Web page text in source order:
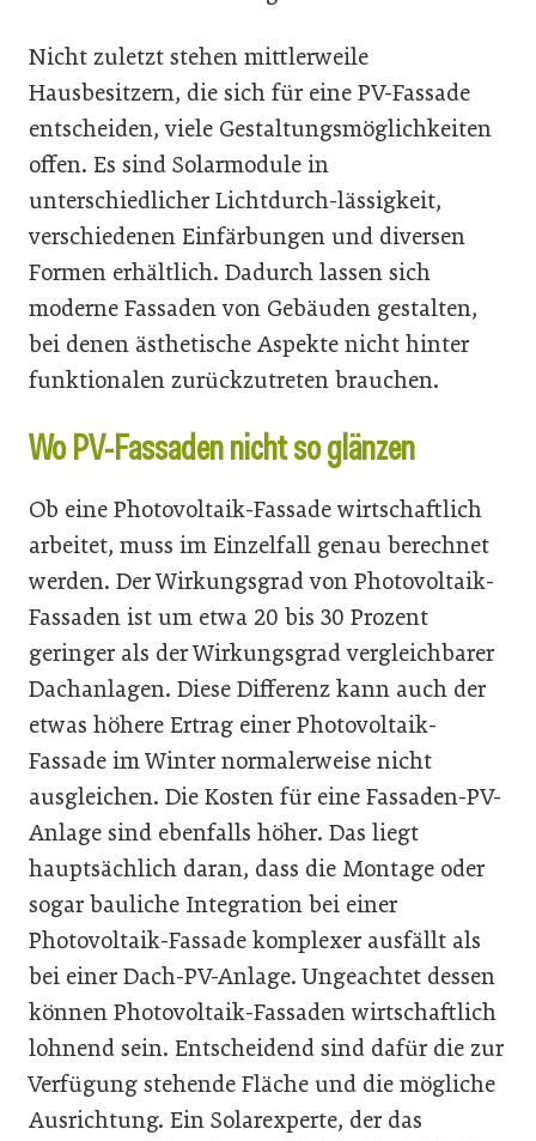
Nicht zuletzt stehen mittlerweile
Hausbesitzern, die sich für eine PV-Fassade
entscheiden, viele Gestaltungsmöglichkeiten
offen. Es sind Solarmodule in
unterschiedlicher Lichtdurch-lässigkeit,
verschiedenen Einfärbungen und diversen
Formen erhältlich. Dadurch lassen sich
moderne Fassaden von Gebäuden gestalten,
bei denen ästhetische Aspekte nicht hinter
funktionalen zurückzutreten brauchen.
Wo PV-Fassaden nicht so glänzen
Ob eine Photovoltaik-Fassade wirtschaftlich
arbeitet, muss im Einzelfall genau berechnet
werden. Der Wirkungsgrad von Photovoltaik-
Fassaden ist um etwa 20 bis 30 Prozent
geringer als der Wirkungsgrad vergleichbarer
Dachanlagen. Diese Differenz kann auch der
etwas höhere Ertrag einer Photovoltaik-
Fassade im Winter normalerweise nicht
ausgleichen. Die Kosten für eine Fassaden-PV-
Anlage sind ebenfalls höher. Das liegt
hauptsächlich daran, dass die Montage oder
sogar bauliche Integration bei einer
Photovoltaik-Fassade komplexer ausfällt als
bei einer Dach-PV-Anlage. Ungeachtet dessen
können Photovoltaik-Fassaden wirtschaftlich
lohnend sein. Entscheidend sind dafür die zur
Verfügung stehende Fläche und die mögliche
Ausrichtung. Ein Solarexperte, der das